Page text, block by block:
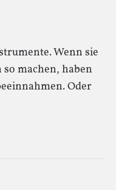
Wenn sie
machen, haben
Oder